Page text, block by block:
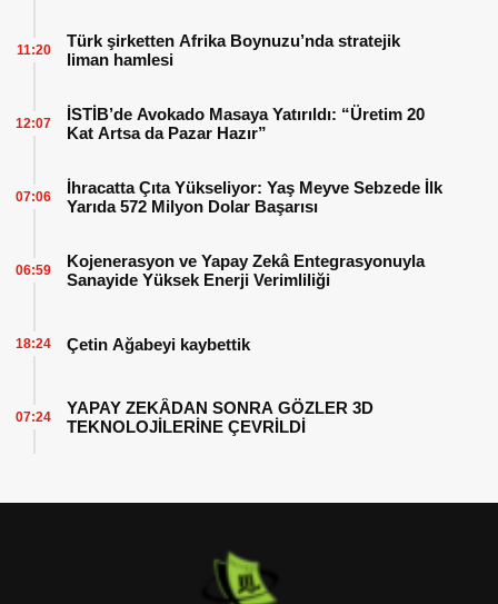
Türk şirketten Afrika Boynuzu’nda stratejik
liman hamlesi
11:20
İSTİB’de Avokado Masaya Yatırıldı: “Üretim 20
Kat Artsa da Pazar Hazır”
12:07
İhracatta Çıta Yükseliyor: Yaş Meyve Sebzede İlk
Yarıda 572 Milyon Dolar Başarısı
07:06
Kojenerasyon ve Yapay Zekâ Entegrasyonuyla
Sanayide Yüksek Enerji Verimliliği
06:59
Çetin Ağabeyi kaybettik
18:24
YAPAY ZEKÂDAN SONRA GÖZLER 3D
TEKNOLOJİLERİNE ÇEVRİLDİ
07:24